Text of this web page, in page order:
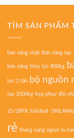
TÌM SẢN PHẨM
bàn nâng nhật Bàn nâng tay
bàn nâng thủy lực 800kg
lực 2 tấn bộ nguồn
tay 2000kg kẹp phuy đôi
25/28PR Solideal-
rẻ thang nang nguoi tu